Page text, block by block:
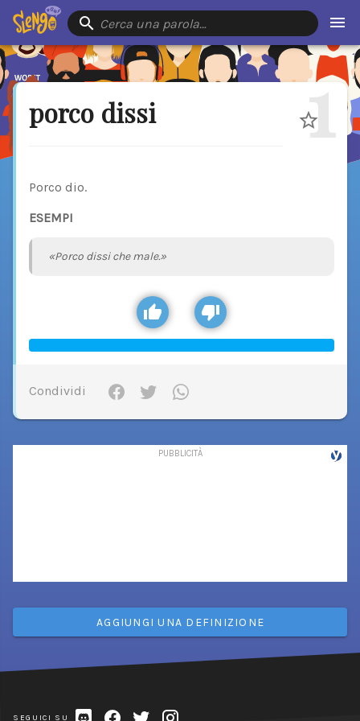
Cerca una parola…
porco dissi 1
Porco dio.
ESEMPI
«Porco dissi che male.»
Condividi
AGGIUNGI UNA DEFINIZIONE
SEGUICI SU